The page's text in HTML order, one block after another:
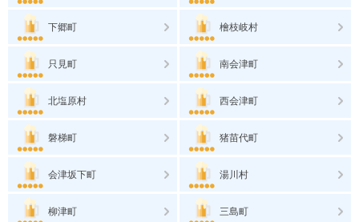
下郷町 檜枝岐村
只見町 南会津町
北塩原村 西会津町
磐梯町 猪苗代町
会津坂下町 湯川村
柳津町 三島町